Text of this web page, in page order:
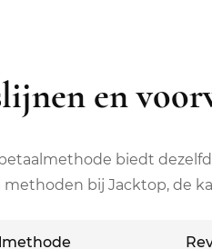
en
biedt
bij Jacktop, de